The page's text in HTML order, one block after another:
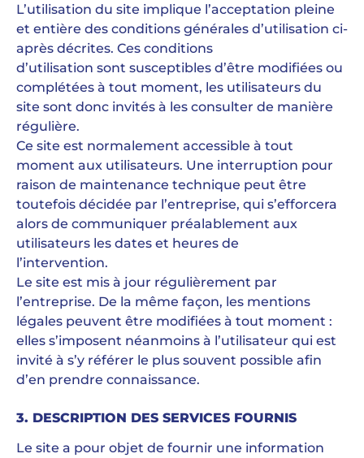
L’utilisation du site implique l’acceptation pleine
et entière des conditions générales d’utilisation ci-
après décrites. Ces conditions
d’utilisation sont susceptibles d’être modifiées ou
complétées à tout moment, les utilisateurs du
site sont donc invités à les consulter de manière
régulière.
Ce site est normalement accessible à tout
moment aux utilisateurs. Une interruption pour
raison de maintenance technique peut être
toutefois décidée par l’entreprise, qui s’efforcera
alors de communiquer préalablement aux
utilisateurs les dates et heures de
l’intervention.
Le site est mis à jour régulièrement par
l’entreprise. De la même façon, les mentions
légales peuvent être modifiées à tout moment :
elles s’imposent néanmoins à l’utilisateur qui est
invité à s’y référer le plus souvent possible afin
d’en prendre connaissance.
3. DESCRIPTION DES SERVICES FOURNIS
Le site a pour objet de fournir une information